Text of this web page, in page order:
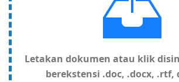
Letakan dokumen atau klik
berekstensi .doc, .docx, .rtf,